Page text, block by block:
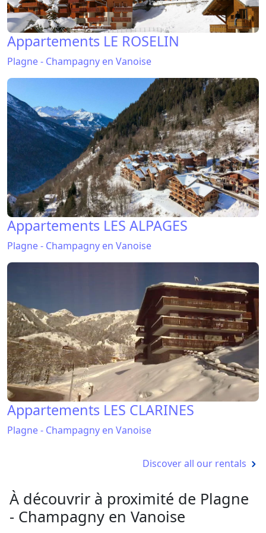
Appartements LE ROSELIN
Plagne - Champagny en Vanoise
Appartements LES ALPAGES
Plagne - Champagny en Vanoise
Appartements LES CLARINES
Plagne - Champagny en Vanoise
Discover all our rentals
À découvrir à proximité de Plagne
- Champagny en Vanoise